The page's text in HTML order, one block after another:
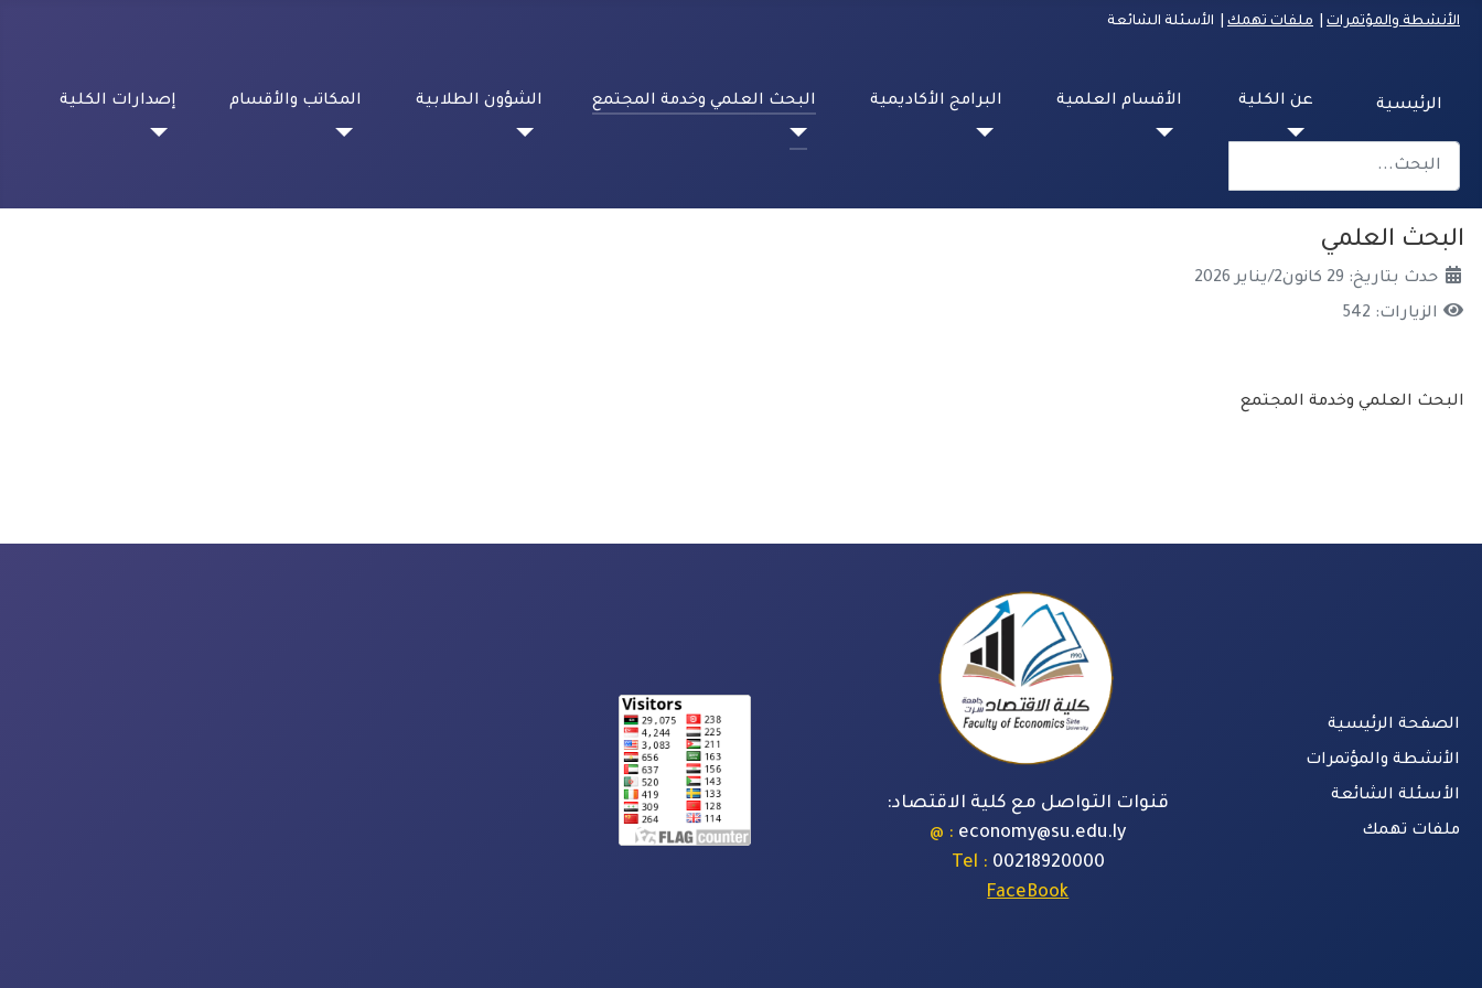
الأنشطة والمؤتمرات ملفات تهمك | الأسئلة الشائعة
الرئيسية عن الكلية الأقسام العلمية البرامج الأكاديمية البحث العلمي وخدمة المجتمع الشؤون الطلابية المكاتب والأقسام إصدارات الكلية
البحث العلمي
حدث بتاريخ: 29 كانون2/يناير 2026
الزيارات: 542
البحث العلمي وخدمة المجتمع
الصفحة الرئيسية
الأنشطة والمؤتمرات
الأسئلة الشائعة
ملفات تهمك
قنوات التواصل مع كلية الاقتصاد:
economy@su.edu.ly
: @
00218920000
: Tel
FaceBook